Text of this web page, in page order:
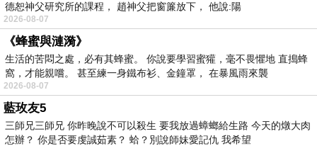
德恕神父研究所的課程， 趙神父把窗簾放下， 他說:陽
2026-08-07
《蜂蜜與漣漪》
生活的苦悶之處，必有其蜂蜜。 你說要學習蜜獾，毫不畏懼地 直搗蜂
窩，才能親嚐。 甚至練一身鐵布衫、金鐘罩， 在暴風雨來襲
2026-08-07
藍玫友5
三師兄三師兄 你昨晚說不可以殺生 要我放過蟑螂給生路 今天的燉大肉
怎辦？ 你是否要虔誠茹素？ 蛤？別說師妹愛記仇 我希望